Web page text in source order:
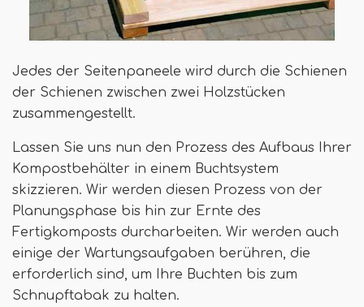
Jedes der Seitenpaneele wird durch die Schienen
der Schienen zwischen zwei Holzstücken
zusammengestellt.
Lassen Sie uns nun den Prozess des Aufbaus Ihrer
Kompostbehälter in einem Buchtsystem
skizzieren. Wir werden diesen Prozess von der
Planungsphase bis hin zur Ernte des
Fertigkomposts durcharbeiten. Wir werden auch
einige der Wartungsaufgaben berühren, die
erforderlich sind, um Ihre Buchten bis zum
Schnupftabak zu halten.